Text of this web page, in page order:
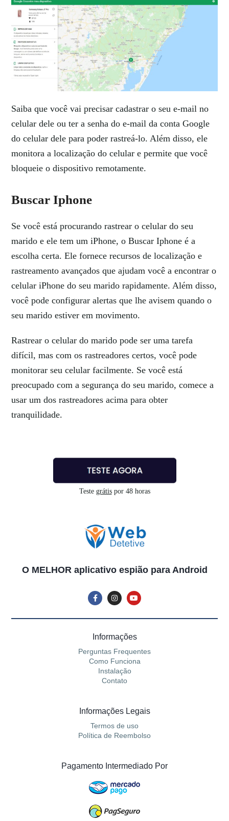
Saiba que você vai precisar cadastrar o seu e-mail no
celular dele ou ter a senha do e-mail da conta Google
do celular dele para poder rastreá-lo. Além disso, ele
monitora a localização do celular e permite que você
bloqueie o dispositivo remotamente.
Buscar Iphone
Se você está procurando rastrear o celular do seu
marido e ele tem um iPhone, o Buscar Iphone é a
escolha certa. Ele fornece recursos de localização e
rastreamento avançados que ajudam você a encontrar o
celular iPhone do seu marido rapidamente. Além disso,
você pode configurar alertas que lhe avisem quando o
seu marido estiver em movimento.
Rastrear o celular do marido pode ser uma tarefa
difícil, mas com os rastreadores certos, você pode
monitorar seu celular facilmente. Se você está
preocupado com a segurança do seu marido, comece a
usar um dos rastreadores acima para obter
tranquilidade.
Teste grátispor 48 horas
O MELHOR aplicativo espião para Android
Informações
Perguntas Frequentes
Como Funciona
Instalação
Contato
Informações Legais
Termos de uso
Política de Reembolso
Pagamento Intermediado Por